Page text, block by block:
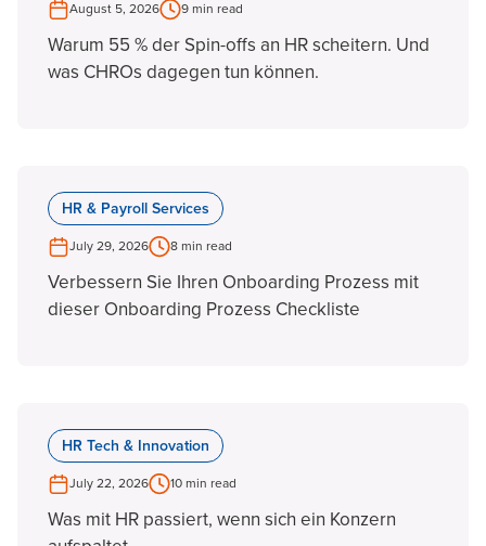
August 5, 2026 9 min read
Warum 55 % der Spin-offs an HR scheitern. Und
was CHROs dagegen tun können.
HR & Payroll Services
July 29, 2026 8 min read
Verbessern Sie Ihren Onboarding Prozess mit
dieser Onboarding Prozess Checkliste
HR Tech & Innovation
July 22, 2026 10 min read
Was mit HR passiert, wenn sich ein Konzern